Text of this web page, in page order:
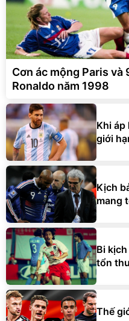
Cơn ác mộng Paris và
Ronaldo năm 1998
Khi áp
giới
Kịch
mang
Bi
tổn
Thế